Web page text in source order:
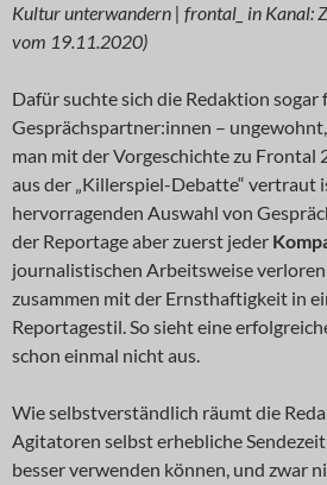
Kultur unterwandern | frontal_ in Kanal:
vom 19.11.2020)
Dafür suchte sich die Redaktion sogar
Gesprächspartner:innen –
man mit der Vorgeschichte zu Frontal
aus der „Killerspiel-Debatte“ vertraut
hervorragenden Auswahl von
der Reportage aber zuerst jeder
journalistischen Arbeitsweise
zusammen mit der Ernsthaftigkeit in
Reportagestil. So sieht eine
schon einmal nicht aus.
Wie selbstverständlich räumt die
Agitatoren selbst erhebliche
besser verwenden können, und zwar